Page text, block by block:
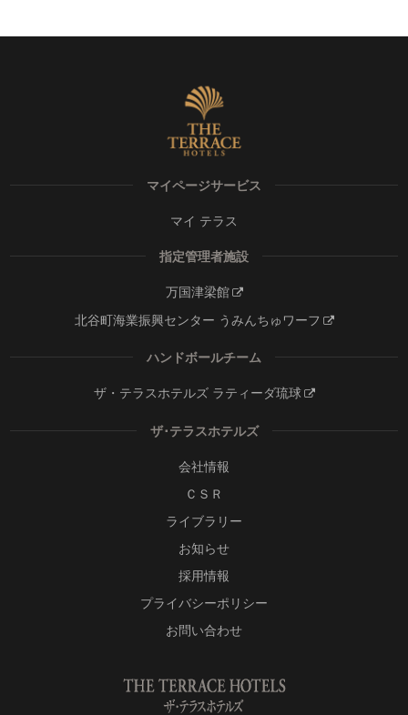
マイページサービス
マイ テラス
指定管理者施設
万国津梁館
北谷町海業振興センター うみんちゅワーフ
ハンドボールチーム
ザ・テラスホテルズ ラティーダ琉球
ザ･テラスホテルズ
会社情報
ＣＳＲ
ライブラリー
お知らせ
採用情報
プライバシーポリシー
お問い合わせ